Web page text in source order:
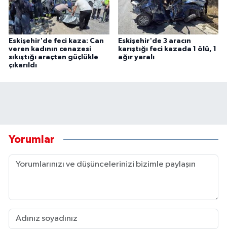
Eskişehir'de feci kaza: Can
veren kadının cenazesi
sıkıştığı araçtan güçlükle
çıkarıldı
Eskişehir'de 3 aracın
karıştığı feci kazada 1 ölü, 1
ağır yaralı
Yorumlar